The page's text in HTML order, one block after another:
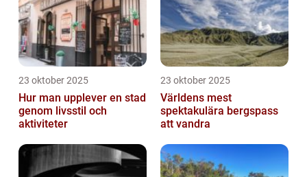
23 oktober 2025
Hur man upplever en stad
genom livsstil och
aktiviteter
23 oktober 2025
Världens mest
spektakulära bergspass
att vandra